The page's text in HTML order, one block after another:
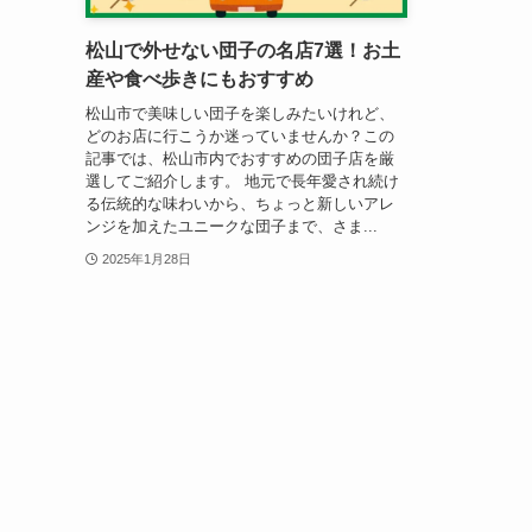
松山で外せない団子の名店7選！お土
産や食べ歩きにもおすすめ
松山市で美味しい団子を楽しみたいけれど、
どのお店に行こうか迷っていませんか？この
記事では、松山市内でおすすめの団子店を厳
選してご紹介します。 地元で長年愛され続け
る伝統的な味わいから、ちょっと新しいアレ
ンジを加えたユニークな団子まで、さま...
2025年1月28日